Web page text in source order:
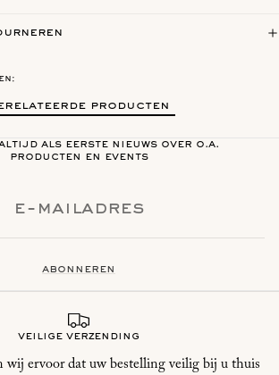
producten
als eerste nieuws over o.a.
producten en events
abonneren
veilige verzending
ervoor dat uw bestelling veilig bij u thuis